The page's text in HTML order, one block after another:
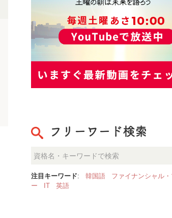
フリーワード検索
注目キーワード: 韓国語
ファイナンシャル
ー
IT 英語